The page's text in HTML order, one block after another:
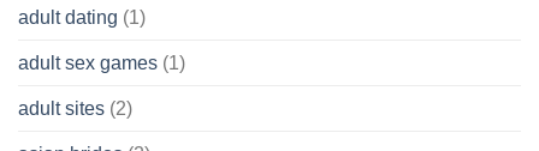
adult dating (1)
adult sex games (1)
adult sites (2)